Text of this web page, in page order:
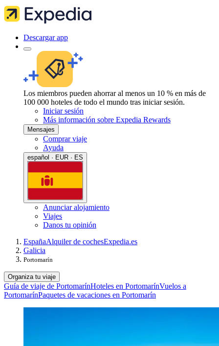
Descargar app
Los miembros pueden ahorrar al menos un 10 % en más de
100 000 hoteles de todo el mundo tras iniciar sesión.
Iniciar sesión
Más información sobre Expedia Rewards
Mensajes
Comprar viaje
Ayuda
español · EUR · ES
Anunciar alojamiento
Viajes
Danos tu opinión
EspañaAlquiler de cochesExpedia.es
Galicia
Portomarín
Organiza tu viaje
Guía de viaje de PortomarínHoteles en PortomarínVuelos a
PortomarínPaquetes de vacaciones en Portomarín